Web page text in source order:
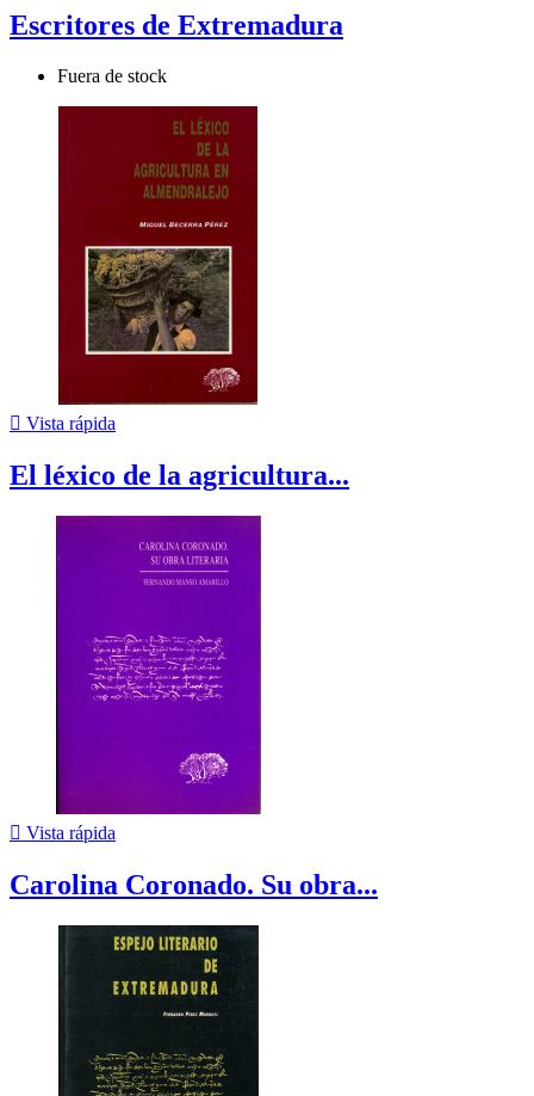
Escritores de Extremadura
Fuera de stock
 Vista rápida
El léxico de la agricultura...
 Vista rápida
Carolina Coronado. Su obra...